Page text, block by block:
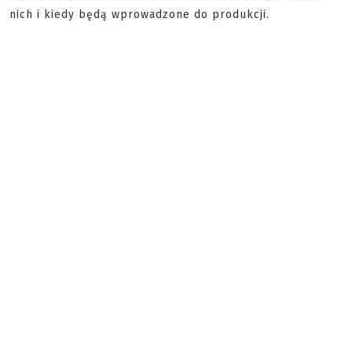
nich i kiedy będą wprowadzone do produkcji.